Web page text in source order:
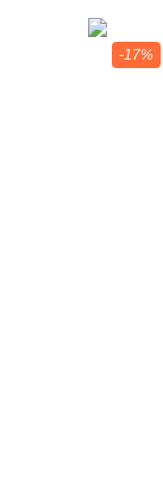
-17%